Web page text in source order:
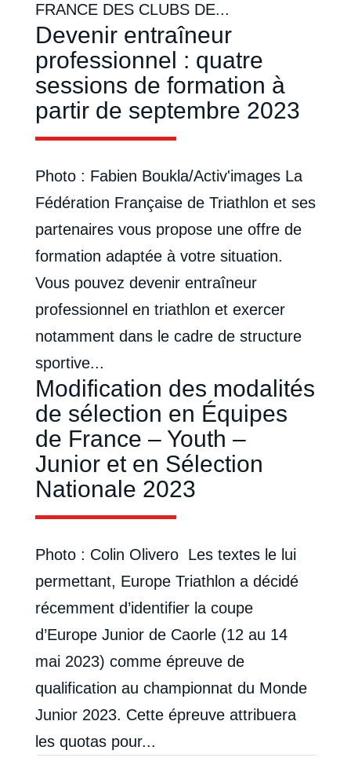
FRANCE DES CLUBS DE...
Devenir entraîneur
professionnel : quatre
sessions de formation à
partir de septembre 2023
Photo : Fabien Boukla/Activ'images La
Fédération Française de Triathlon et ses
partenaires vous propose une offre de
formation adaptée à votre situation.
Vous pouvez devenir entraîneur
professionnel en triathlon et exercer
notamment dans le cadre de structure
sportive...
Modification des modalités
de sélection en Équipes
de France – Youth –
Junior et en Sélection
Nationale 2023
Photo : Colin Olivero Les textes le lui
permettant, Europe Triathlon a décidé
récemment d’identifier la coupe
d’Europe Junior de Caorle (12 au 14
mai 2023) comme épreuve de
qualification au championnat du Monde
Junior 2023. Cette épreuve attribuera
les quotas pour...